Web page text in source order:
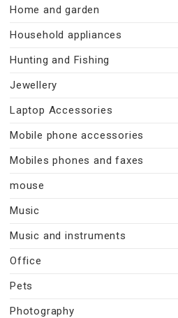
Home and garden
Household appliances
Hunting and Fishing
Jewellery
Laptop Accessories
Mobile phone accessories
Mobiles phones and faxes
mouse
Music
Music and instruments
Office
Pets
Photography